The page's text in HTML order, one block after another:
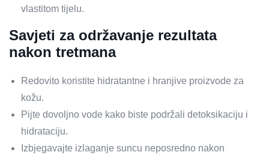
vlastitom tijelu.
Savjeti za održavanje rezultata
nakon tretmana
Redovito koristite hidratantne i hranjive proizvode za
kožu.
Pijte dovoljno vode kako biste podržali detoksikaciju i
hidrataciju.
Izbjegavajte izlaganje suncu neposredno nakon